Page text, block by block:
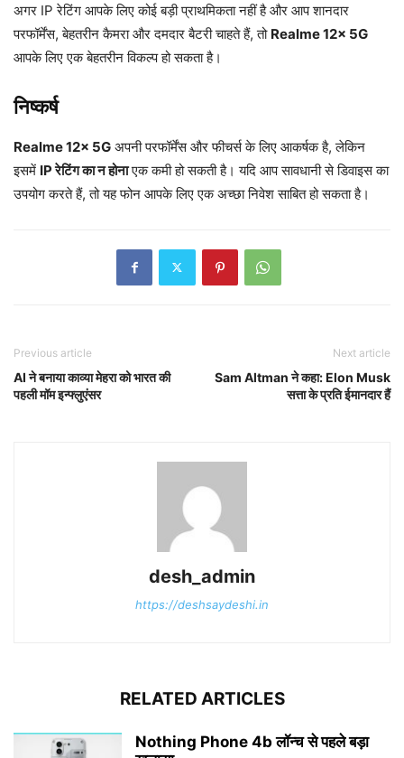
अगर IP रेटिंग आपके लिए कोई बड़ी प्राथमिकता नहीं है और आप शानदार
परफॉर्मेंस, बेहतरीन कैमरा और दमदार बैटरी चाहते हैं, तो Realme 12x 5G
आपके लिए एक बेहतरीन विकल्प हो सकता है।
निष्कर्ष
Realme 12x 5G अपनी परफॉर्मेंस और फीचर्स के लिए आकर्षक है, लेकिन
इसमें IP रेटिंग का न होनाएक कमी हो सकती है। यदि आप सावधानी से डिवाइस का
उपयोग करते हैं, तो यह फोन आपके लिए एक अच्छा निवेश साबित हो सकता है।
Previous article
AI ने बनाया काव्या मेहरा को भारत की
पहली मॉम इन्फ्लुएंसर
Next article
Sam Altman ने कहा: Elon Musk
सत्ता के प्रति ईमानदार हैं
desh_admin
https://deshsaydeshi.in
RELATED ARTICLES
Nothing Phone 4b लॉन्च से पहले बड़ा